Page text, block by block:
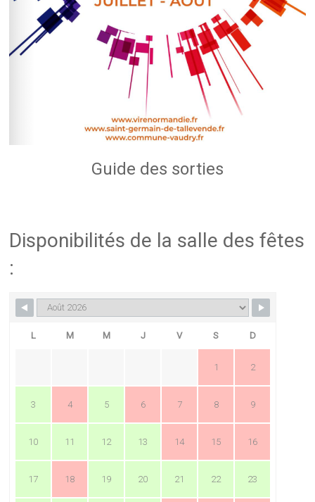
Guide des sorties
Disponibilités de la salle des fêtes
:
L M M J V S D
1 2
3 4 5 6 7 8 9
10 11 12 13 14 15 16
17 18 19 20 21 22 23